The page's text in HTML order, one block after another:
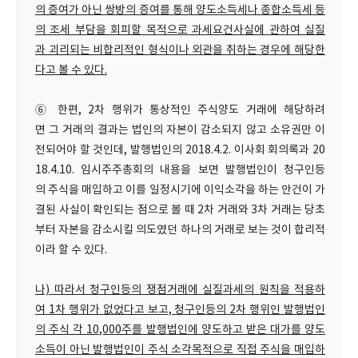
의 증여가 아닌 쌍방의 증여를 통해 양도소득세나 종합소득세 등
의 조세 부담을 회피할 목적으로 과세요건사실에 관하여 실질
과 괴리되는 비합리적인 형식이나 외관을 취하는 경우에 해당한
다고 볼 수 있다.
⑥ 한편, 2차 행위가 통상적인 주식양도 거래에 해당하려
면 그 거래의 결과는 법인의 자본이 감소되지 않고 소유권만 이
전되어야 할 것인데, 발행법인의 2018.4.2. 이사회 회의록과 20
18.4.10. 임시주주총회의 내용을 보면 발행법인이 청구인등
의 주식을 매입하고 이를 일정시기에 이익소각을 하는 안건이 가
결된 사실이 확인되는 점으로 볼 때 2차 거래와 3차 거래는 당초
부터 자본을 감소시킬 의도였던 하나의 거래로 보는 것이 합리적
이라 할 수 있다.
나) 따라서 청구인등의 쟁점거래에 실질과세의 원칙을 적용하
여 1차 행위가 없었다고 보고, 청구인등의 2차 행위인 발행법인
의 주식 각 10,000주를 발행법인에 양도하고 받은 대가를 양도
소득이 아닌 발행법인이 주식 소각목적으로 직접 주식을 매입하